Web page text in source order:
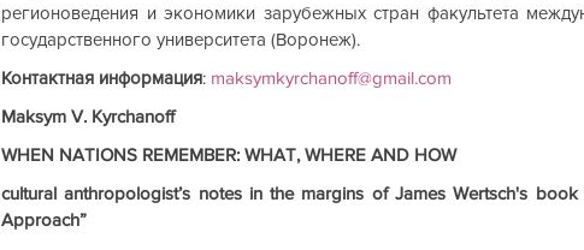
регионоведения и экономики зарубежных стран факультета
государственного университета (Воронеж).
Контактная информация: maksymkyrchanoff@gmail.com
Maksym V. Kyrchanoff
WHEN NATIONS REMEMBER: WHAT, WHERE AND HOW
cultural anthropologist’s notes in the margins of James Wertsch's
Approach”